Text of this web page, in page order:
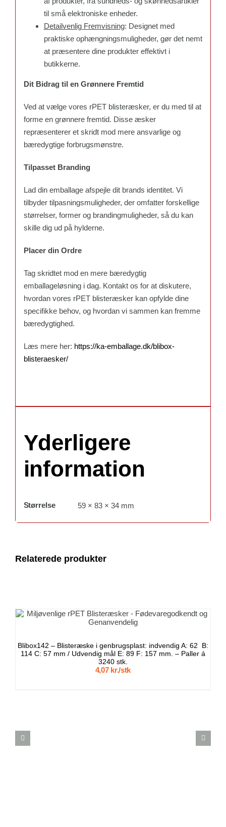
til små elektroniske enheder.
Detailvenlig Fremvisning: Designet med
praktiske ophængningsmuligheder, gør det nemt
at præsentere dine produkter effektivt i
butikkerne.
Dit Bidrag til en Grønnere Fremtid
Ved at vælge vores rPET blisteræsker, er du med til at
forme en grønnere fremtid. Disse æsker
repræsenterer et skridt mod mere ansvarlige og
bæredygtige forbrugsmønstre.
Tilpasset Branding
Lad din emballage afspejle dit brands identitet. Vi
tilbyder tilpasningsmuligheder, der omfatter forskellige
størrelser, former og brandingmuligheder, så du kan
skille dig ud på hylderne.
Placer din Ordre
Tag skridtet mod en mere bæredygtig
emballageløsning i dag. Kontakt os for at diskutere,
hvordan vores rPET blisteræsker kan opfylde dine
specifikke behov, og hvordan vi sammen kan fremme
bæredygtighed.
Læs mere her: https://ka-emballage.dk/blibox-
blisteraesker/
Yderligere
information
Størrelse 59 × 83 × 34 mm
Relaterede produkter
TILFØJ TIL KURV
/
Blibox142 – Blisteræske i genbrugsplast: indvendig A: 62 B:
114 C: 57 mm / Udvendig mål E: 89 F: 157 mm. – Paller á
3240 stk.
4,07 kr./stk